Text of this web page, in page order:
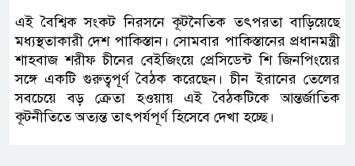
এই বৈশ্বিক সংকট নিরসনে কূটনৈতিক তৎপরতা বাড়িয়েছে
মধ্যস্থতাকারী দেশ পাকিস্তান। সোমবার পাকিস্তানের প্রধানমন্ত্রী
শাহবাজ শরীফ চীনের বেইজিংয়ে প্রেসিডেন্ট শি জিনপিংয়ের
সঙ্গে একটি গুরুত্বপূর্ণ বৈঠক করেছেন। চীন ইরানের তেলের
সবচেয়ে বড় ক্রেতা হওয়ায় এই বৈঠকটিকে আন্তর্জাতিক
কূটনীতিতে অত্যন্ত তাৎপর্যপূর্ণ হিসেবে দেখা হচ্ছে।